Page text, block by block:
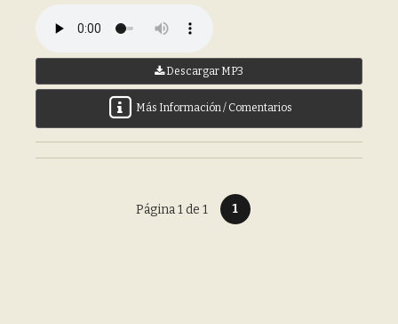
Descargar MP3
Más Información / Comentarios
Página 1 de 1 1